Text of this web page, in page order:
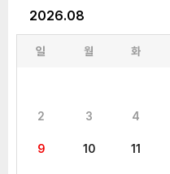
2026.08
일 월 화
2 3 4
9 10 11